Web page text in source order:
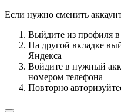
Если нужно сменить
Выйдите из профиля в
На другой вкладке
Яндекса
Войдите в нужный
номером телефона
Повторно